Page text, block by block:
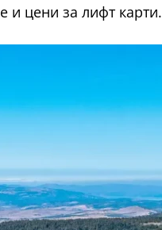
и цени за лифт карти.